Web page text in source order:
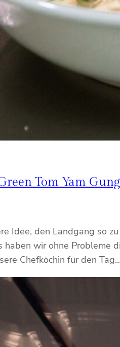
Tom Yam
Idee, den Landgang so
haben wir ohne Probleme
Chefköchin für den